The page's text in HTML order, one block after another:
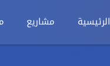
الرئيسية مشاريع